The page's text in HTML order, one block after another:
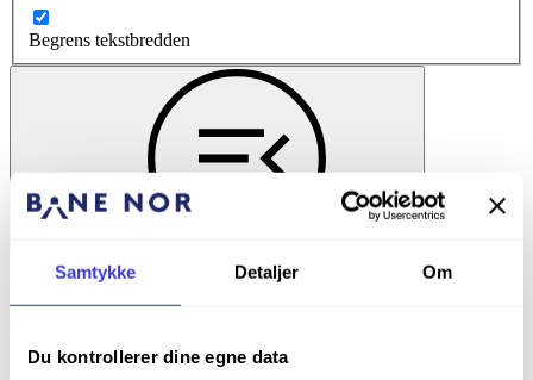
Samtykke Detaljer Om
Du kontrollerer dine egne data
Begrens tekstbredden
Hopp til hovedinnholdet
1.1 Bane NOR Trafikk